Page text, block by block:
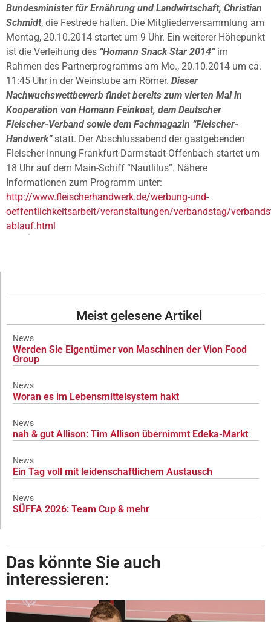
Bundesminister für Ernährung und Landwirtschaft, Christian
Schmidt, die Festrede halten. Die Mitgliederversammlung am
Montag, 20.10.2014 startet um 9 Uhr. Ein weiterer Höhepunkt
ist die Verleihung des “Homann Snack Star 2014”im
Rahmen des Partnerprogramms am Mo., 20.10.2014 um ca.
11:45 Uhr in der Weinstube am Römer. Dieser
Nachwuchswettbewerb findet bereits zum vierten Mal in
Kooperation von Homann Feinkost, dem Deutscher
Fleischer-Verband sowie dem Fachmagazin “Fleischer-
Handwerk”statt. Der Abschlussabend der gastgebenden
Fleischer-Innung Frankfurt-Darmstadt-Offenbach startet um
18 Uhr auf dem Main-Schiff “Nautlilus”. Nähere
Informationen zum Programm unter:
http://www.fleischerhandwerk.de/werbung-und-
oeffentlichkeitsarbeit/veranstaltungen/verbandstag/
ablauf.html
Meist gelesene Artikel
News
Werden Sie Eigentümer von Maschinen der Vion Food
Group
News
Woran es im Lebensmittelsystem hakt
News
nah & gut Allison: Tim Allison übernimmt Edeka-Markt
News
Ein Tag voll mit leidenschaftlichem Austausch
News
SÜFFA 2026: Team Cup & mehr
Das könnte Sie auch
interessieren: